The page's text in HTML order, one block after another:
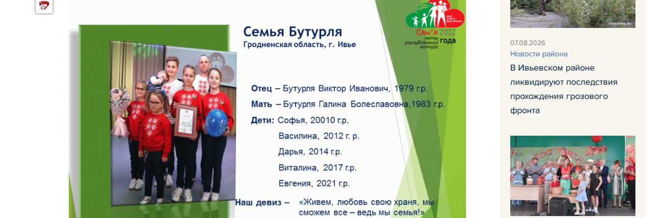
07.08.2026
Новости района
В Ивьевском районе
ликвидируют последствия
прохождения грозового
фронта